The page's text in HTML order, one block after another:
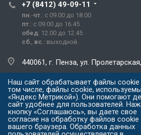
+7 (8412) 49-09-11
пн .-чт .: с 09.00 до 18.00
пт .: с 09.00 до 16.45
обед: 12.00 до 12.45
сб
вс .: выходной.
440061, г. Пенза, ул.
prg@prg.sura.ru
© ООО "Газпром межрегионгаз Пенза" Все
Разработка сайта- WAYDEV
Наш сайт обрабатывает файлы cookie
том числе, файлы cookie,
«Яндекс Метрикой»). Они помогают
сайт удобнее для пользователей.
кнопку «Соглашаюсь», вы даете свое
согласие на обработку файлов cookie
вашего браузера. Обработка данных